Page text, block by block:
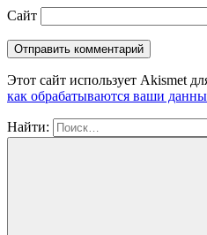
Сайт
Этот сайт использует Akismet
как обрабатываются ваши
Найти: